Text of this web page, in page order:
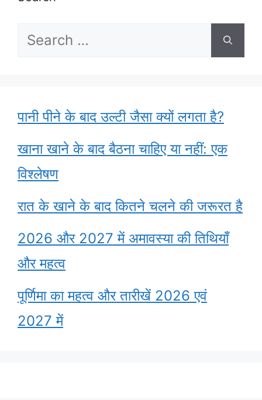
Search
पानी पीने के बाद उल्टी जैसा क्यों लगता है?
खाना खाने के बाद बैठना चाहिए या नहीं: एक
विश्लेषण
रात के खाने के बाद कितने चलने की जरूरत है
2026 और 2027 में अमावस्या की तिथियाँ
और महत्व
पूर्णिमा का महत्व और तारीखें 2026 एवं
2027 में